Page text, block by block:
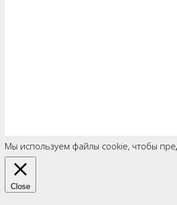
Мы используем файлы cookie, чтобы
Close